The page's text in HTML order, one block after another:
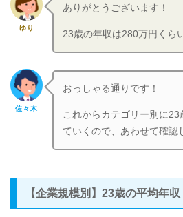
ゆり
ありがとうございます！
23歳の年収は280万円くら
佐々木
おっしゃる通りです！
これからカテゴリー別に23
ていくので、あわせて確認
【企業規模別】23歳の平均年収